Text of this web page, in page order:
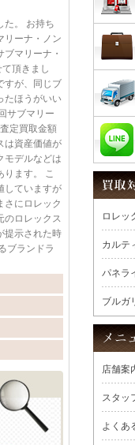
た。 お持ち
リーナ・ノン
マリーナ・
頂きまし
すが、同じブ
たほうがいい
サブマリー
定買取金額
は資産価値が
モデルなどは
ます。 こ
していますが
さにロレック
のロレックス
提示された時
ブランドラ
ロレッ
カルテ
パネラ
ブルガ
店舗案
スタッ
よくあ